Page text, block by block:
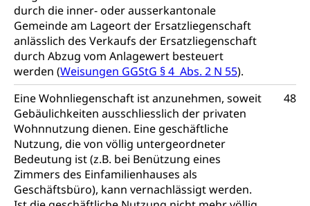
durch die inner- oder ausserkantonale
Gemeinde am Lageort der Ersatzliegenschaft
anlässlich des Verkaufs der Ersatzliegenschaft
durch Abzug vom Anlagewert besteuert
werden (Weisungen GGStG § 4 Abs. 2 N 55).
Eine Wohnliegenschaft ist anzunehmen, soweit
Gebäulichkeiten ausschliesslich der privaten
Wohnnutzung dienen. Eine geschäftliche
Nutzung, die von völlig untergeordneter
Bedeutung ist (z.B. bei Benützung eines
Zimmers des Einfamilienhauses als
Geschäftsbüro), kann vernachlässigt werden.
48